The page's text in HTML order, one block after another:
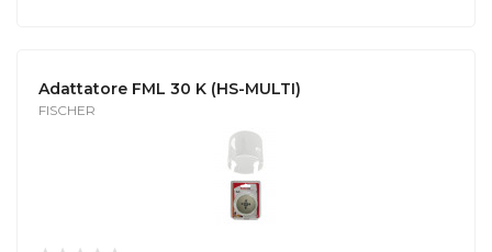
Adattatore FML 30 K (HS-MULTI)
FISCHER